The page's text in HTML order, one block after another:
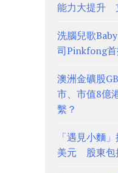
能力大提升
洗腦兒歌
司Pinkfong
澳洲金礦股
市、市值8億
繫？
「遇見小麵
美元 股東包